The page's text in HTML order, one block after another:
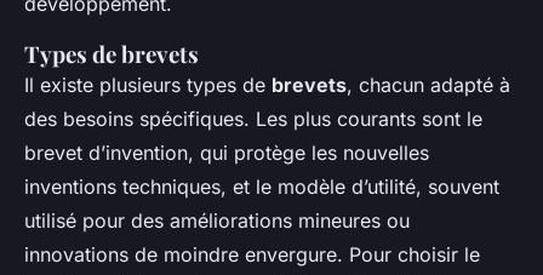
Types de brevets
Il existe plusieurs types de brevets, chacun adapté à
des besoins spécifiques. Les plus courants sont le
brevet d’invention, qui protège les nouvelles
inventions techniques, et le modèle d’utilité, souvent
utilisé pour des améliorations mineures ou
innovations de moindre envergure. Pour choisir le